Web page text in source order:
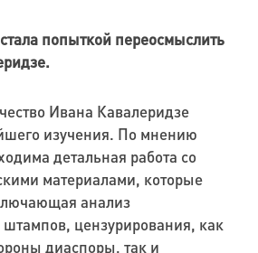
попыткой переосмыслить
Ивана Кавалеридзе
изучения. По мнению
детальная работа со
материалами, которые
анализ
штампов, цензурирования, как
диаспоры, так и